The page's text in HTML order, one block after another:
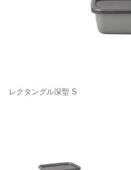
レクタングル深型 S